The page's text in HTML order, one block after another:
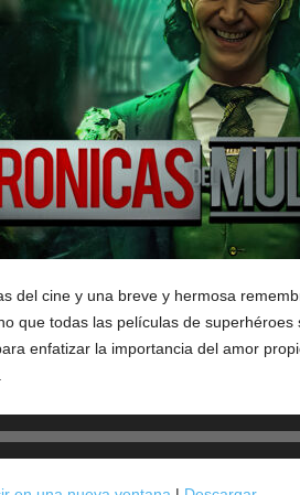
del cine y una breve y hermosa
que todas las películas de
enfatizar la importancia del amor